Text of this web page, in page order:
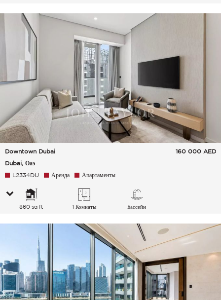
Downtown Dubai
Dubai, Оаэ
160 000 AED
L2334DU Аренда Апартаменты
860 sq ft 1 Комнаты Бассейн